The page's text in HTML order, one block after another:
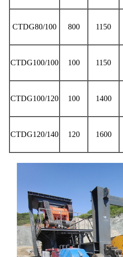
CTDG80/100 800 1150
CTDG100/100 100 1150
CTDG100/120 100 1400
CTDG120/140 120 1600